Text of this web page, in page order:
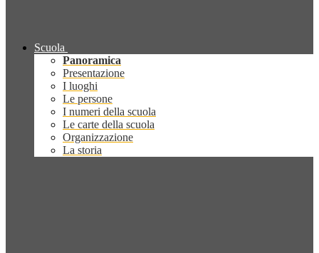
Scuola
Panoramica
Presentazione
I luoghi
Le persone
I numeri della scuola
Le carte della scuola
Organizzazione
La storia